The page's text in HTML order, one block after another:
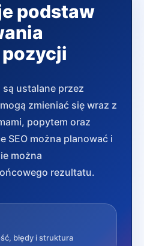
podstaw
ustalane przez
zmieniać się wraz z
popytem oraz
SEO można planować i
można
rezultatu.
błędy i struktura